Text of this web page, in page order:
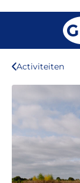
Activiteiten